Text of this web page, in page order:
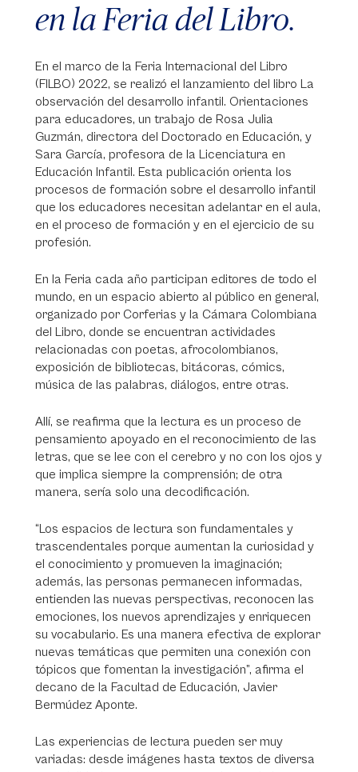
en la Feria del Libro.
En el marco de la Feria Internacional del Libro
(FILBO) 2022, se realizó el lanzamiento del libro La
observación del desarrollo infantil. Orientaciones
para educadores, un trabajo de Rosa Julia
Guzmán, directora del Doctorado en Educación, y
Sara García, profesora de la Licenciatura en
Educación Infantil. Esta publicación orienta los
procesos de formación sobre el desarrollo infantil
que los educadores necesitan adelantar en el aula,
en el proceso de formación y en el ejercicio de su
profesión.
En la Feria cada año participan editores de todo el
mundo, en un espacio abierto al público en general,
organizado por Corferias y la Cámara Colombiana
del Libro, donde se encuentran actividades
relacionadas con poetas, afrocolombianos,
exposición de bibliotecas, bitácoras, cómics,
música de las palabras, diálogos, entre otras.
Allí, se reafirma que la lectura es un proceso de
pensamiento apoyado en el reconocimiento de las
letras, que se lee con el cerebro y no con los ojos y
que implica siempre la comprensión; de otra
manera, sería solo una decodificación.
“Los espacios de lectura son fundamentales y
trascendentales porque aumentan la curiosidad y
el conocimiento y promueven la imaginación;
además, las personas permanecen informadas,
entienden las nuevas perspectivas, reconocen las
emociones, los nuevos aprendizajes y enriquecen
su vocabulario. Es una manera efectiva de explorar
nuevas temáticas que permiten una conexión con
tópicos que fomentan la investigación”, afirma el
decano de la Facultad de Educación, Javier
Bermúdez Aponte.
Las experiencias de lectura pueden ser muy
variadas: desde imágenes hasta textos de diversa